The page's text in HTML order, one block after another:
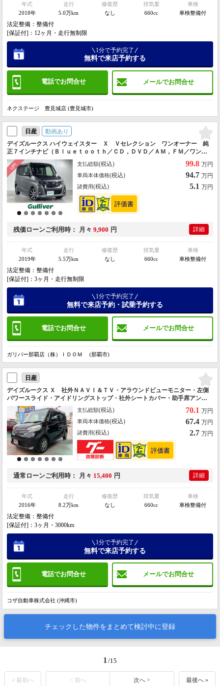
年式
2018年
走行
5.0万km
修復歴
なし
排気量
660cc
車検
車検整備付
法定整備：整備付
[保証付]：12ヶ月・走行無制限
電話でお問合せ メールでお問合せ
1分で予約完了
無料で来店予約する
ネクステージ 豊見城店 (豊見城市)
日産
動画あり
デイズルークス ハイウェイスター Ｘ Ｖセレクション ワンオーナー 純
正７インチナビ（Ｂｌｕｅｔｏｏｔｈ／ＣＤ，ＤＶＤ／ＡＭ，ＦＭ／ワンセ
グＴＶ） アラウンドビューモニター ドライブレコーダー ビルトインＥ
ＴＣ 両側電動スライドドア スマートキー
支払総額(税込) 99.8 万円
車両本体価格(税込) 94.7 万円
諸費用(税込) 5.1 万円
残価ローンご利用時 月々 9,900 円 詳細
年式
2019年
走行
5.5万km
修復歴
なし
排気量
660cc
車検
車検整備付
法定整備：整備付
[保証付]：3ヶ月・走行無制限
電話でお問合せ メールでお問合せ
1分で予約完了
無料で来店予約・試乗予約する
ガリバー那覇店（株）ＩＤＯＭ (那覇市)
日産
デイズルークス Ｘ 社外ＮＡＶＩ＆ＴＶ・アラウンドビューモニター・左側
パワースライド・アイドリングストップ・社外シートカバー・助手席アンダ
ーボックス・スマートキー×２個・社外アルミホイル・ライトレベライザー・
電動格納ミラ
支払総額(税込) 70.1 万円
車両本体価格(税込) 67.4 万円
諸費用(税込) 2.7 万円
通常ローンご利用時 月々 15,400 円 詳細
年式
2016年
走行
8.2万km
修復歴
なし
排気量
660cc
車検
車検整備付
法定整備：整備付
[保証付]：3ヶ月・3000km
電話でお問合せ メールでお問合せ
1分で予約完了
無料で来店予約する
コザ自動車株式会社 (沖縄市)
チェックした物件をまとめて検討中に登録
1 /15
« 最初へ < 前へ 次へ > 最後へ »